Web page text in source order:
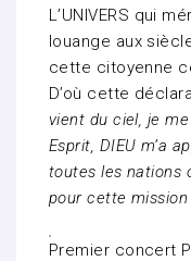
L’UNIVERS qui
louange aux
cette citoyenne
D’où cette
vient du ciel, je
Esprit, DIEU m’a
toutes les nations
pour cette mission
Premier concert